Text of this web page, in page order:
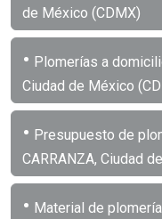
de México (CDMX)
• Plomerías a
Ciudad de México
• Presupuesto de
CARRANZA, Ciudad
• Material de plomería